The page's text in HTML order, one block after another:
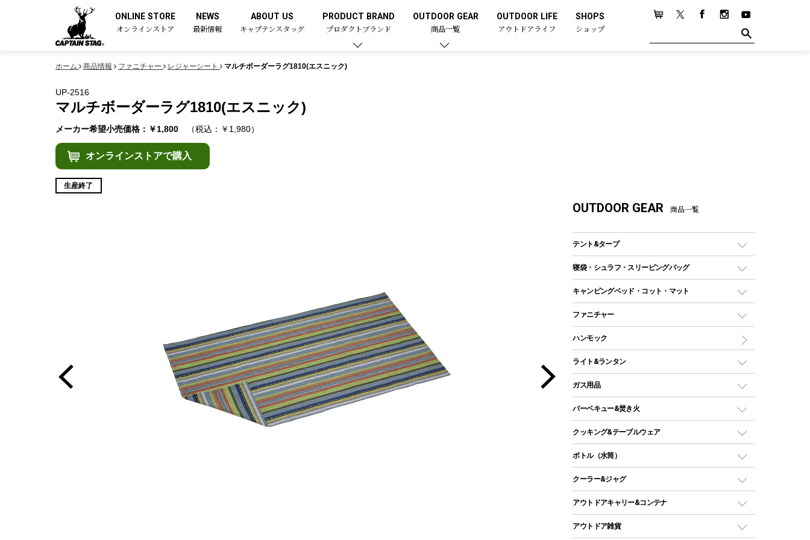
ONLINE STORE
オンラインストア
NEWS
最新情報
ABOUT US
キャプテンスタッグ
PRODUCT BRAND
プロダクトブランド
OUTDOOR GEAR
商品一覧
OUTDOOR LIFE
アウトドアライフ
SHOPS
ショップ
ホーム 商品情報 ファニチャー レジャーシート マルチボーダーラグ1810(エスニック)
UP-2516
マルチボーダーラグ1810(エスニック)
メーカー希望小売価格：￥1,800 （税込：￥1,980）
オンラインストアで購入
生産終了
OUTDOOR GEAR 商品一覧
テント&タープ
テント
ツールームテント
ワンポールテント
シェルターテント
ソロテント
ロッジ型・オリジナルテント
タープ
スクエアタープ（レクタタープ）
メッシュタープ
自立式タープ
パラソル
テントアクセサリー
寝袋・シュラフ・スリーピングバッグ
レクタングラー型（封筒型）シュラフ
インナーシュラフ
キャンピングベッド・コット・マット
キャンピングベッド・コット
インフレータブルマット
ファニチャー
アウトドアテーブル
レジャーシート
ハンモック
ライト&ランタン
LEDランタン
ガスランタン
オイルランタン
LEDライト
ヘッドライト
キャンドル
ガス用品
ガスバーナー
ガス缶
ガストーチ、ライター
バーベキュー&焚き火
バーベキューコンロ、グリル
焚き火台タイプ（ロースタイル）グリル
卓上タイプグリル
パーティータイプグリル
ソロキャンプ用グリル
クッキング&テーブルウェア
ダッチオーブン
ホットサンドメーカー
クッカーセット
ボトル（水筒）
ステンレスボトル
コップ付きタイプ
ワンタッチタイプ
クーラー&ジャグ
クーラーボックス
クーラーバッグ
アウトドアキャリー&コンテナ
アウトドアキャリー
アウトドア雑貨